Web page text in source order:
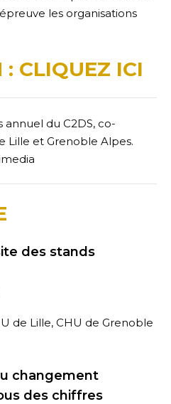
les organisations
: CLIQUEZ ICI
du C2DS, co-
Lille et Grenoble Alpes.
des stands
de Lille, CHU de Grenoble
changement
des chiffres